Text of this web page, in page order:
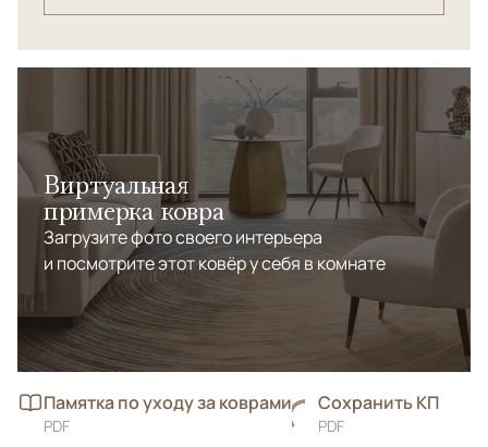
Виртуальная
примерка ковра
Загрузите фото своего интерьера
и посмотрите этот ковёр у себя в комнате
Памятка по уходу за коврами
PDF
Сохранить КП
PDF